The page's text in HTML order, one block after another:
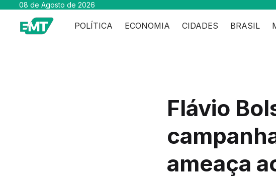
08 de Agosto de 2026
POLÍTICA ECONOMIA CIDADES BRASIL
Flávio
ameaça